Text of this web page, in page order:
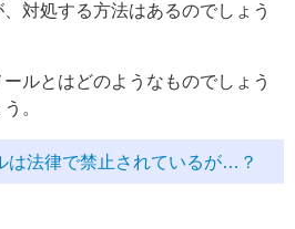
対処する方法はあるのでしょう
ルとはどのようなものでしょう
。
は法律で禁止されているが…？